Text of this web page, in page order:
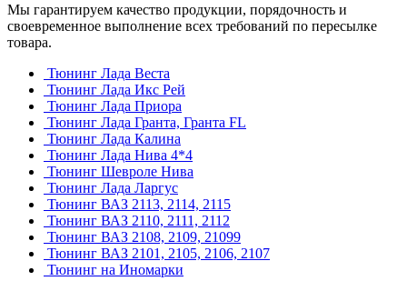
Мы гарантируем качество продукции, порядочность и
своевременное выполнение всех требований по пересылке
товара.
Тюнинг Лада Веста
Тюнинг Лада Икс Рей
Тюнинг Лада Приора
Тюнинг Лада Гранта, Гранта FL
Тюнинг Лада Калина
Тюнинг Лада Нива 4*4
Тюнинг Шевроле Нива
Тюнинг Лада Ларгус
Тюнинг ВАЗ 2113, 2114, 2115
Тюнинг ВАЗ 2110, 2111, 2112
Тюнинг ВАЗ 2108, 2109, 21099
Тюнинг ВАЗ 2101, 2105, 2106, 2107
Тюнинг на Иномарки